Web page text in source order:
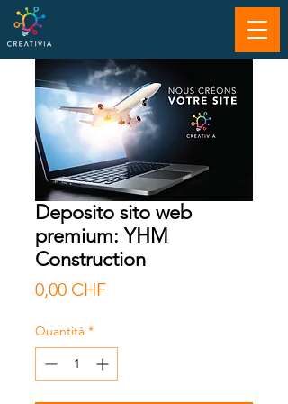
Deposito sito web
premium: YHM
Construction
0,00 CHFPrezzo
Quantità *